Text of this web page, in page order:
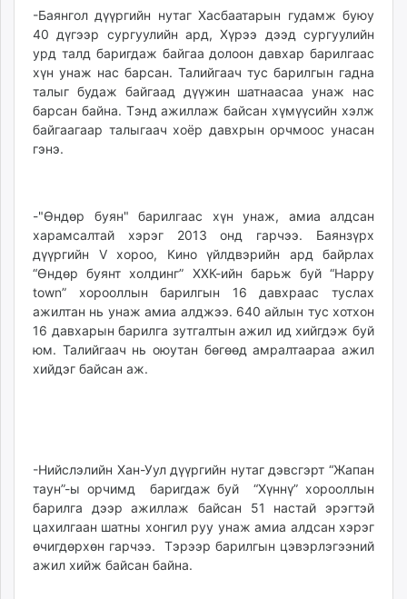
-Баянгол дүүргийн нутаг Хасбаатарын гудамж буюу
40 дүгээр сургуулийн ард, Хүрээ дээд сургуулийн
урд талд баригдаж байгаа долоон давхар барилгаас
хүн унаж нас барсан. Талийгаач тус барилгын гадна
талыг будаж байгаад дүүжин шатнаасаа унаж нас
барсан байна. Тэнд ажиллаж байсан хүмүүсийн хэлж
байгаагаар талыгаач хоёр давхрын орчмоос унасан
гэнэ.
-"Өндөр буян" барилгаас хүн унаж, амиа алдсан
харамсалтай хэрэг 2013 онд гарчээ. Баянзүрх
дүүргийн V хороо, Кино үйлдвэрийн ард байрлах
“Өндөр буянт холдинг” ХХК-ийн барьж буй “Happy
town” хорооллын барилгын 16 давхраас туслах
ажилтан нь унаж амиа алджээ. 640 айлын тус хотхон
16 давхарын барилга зутгалтын ажил ид хийгдэж буй
юм. Талийгаач нь оюутан бөгөөд амралтаараа ажил
хийдэг байсан аж.
-Нийслэлийн Хан-Уул дүүргийн нутаг дэвсгэрт “Жапан
таун”-ы орчимд баригдаж буй “Хүннү” хорооллын
барилга дээр ажиллаж байсан 51 настай эрэгтэй
цахилгаан шатны хонгил руу унаж амиа алдсан хэрэг
өчигдөрхөн гарчээ. Тэрээр барилгын цэвэрлэгээний
ажил хийж байсан байна.